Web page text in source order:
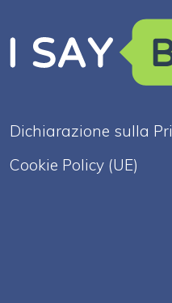
Dichiarazione sulla
Cookie Policy (UE)